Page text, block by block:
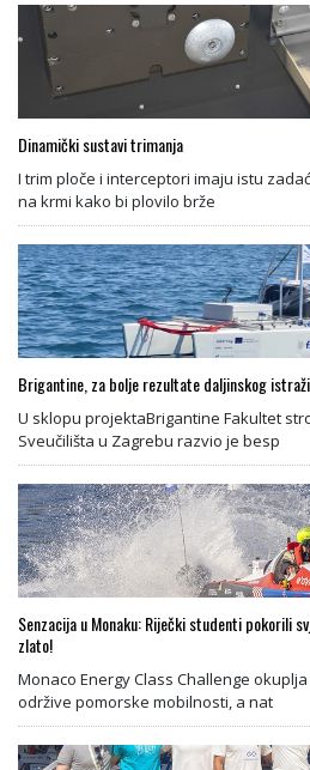
Dinamički sustavi trimanja
I trim ploče i interceptori imaju istu
na krmi kako bi plovilo brže
Brigantine, za bolje rezultate daljinskog
U sklopu projektaBrigantine Fakultet
Sveučilišta u Zagrebu razvio je besp
Senzacija u Monaku: Riječki studenti pokorili
zlato!
Monaco Energy Class Challenge
održive pomorske mobilnosti, a nat